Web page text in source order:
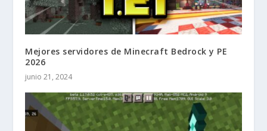
Mejores servidores de Minecraft Bedrock y PE
2026
junio 21, 2024